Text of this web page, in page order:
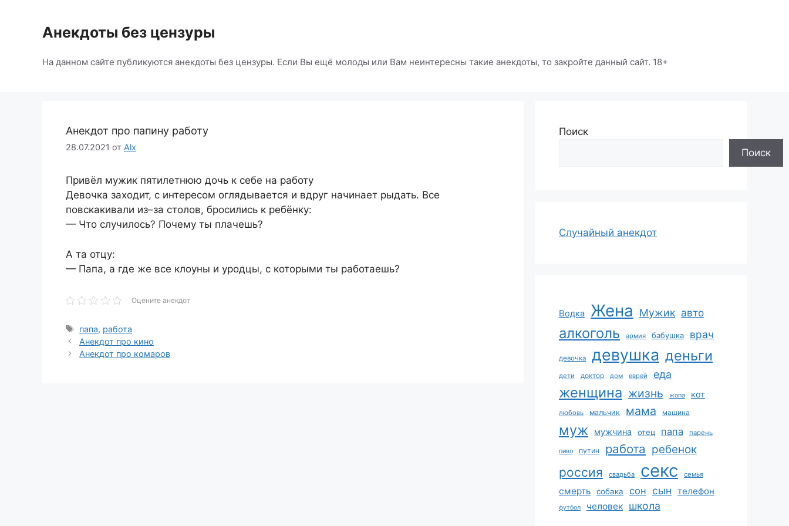
содержимомуАнекдоты без цензуры
На данном сайте публикуются анекдоты без цензуры. Если Вы ещё молоды или Вам неинтересны такие анекдоты, то закройте данный сайт. 18+
Анекдот про папину работу
28.07.2021 от Alx
Привёл мужик пятилетнюю дочь к себе на работу
Девочка заходит, с интересом оглядывается и вдруг начинает рыдать. Все
повскакивали из–за столов, бросились к ребёнку:
— Что случилось? Почему ты плачешь?
А та отцу:
— Папа, а где же все клоуны и уродцы, с которыми ты работаешь?
Оцените анекдот
Метки
папа, работа
Анекдот про кино
Анекдот про комаров
Поиск
Поиск
Случайный анекдот
Водка Жена Мужик авто
алкоголь армия бабушка врач
девочка девушка деньги
дети доктор дом еврей еда
женщина жизнь жопа кот
любовь мальчик мама машина
муж мужчина отец папа парень
пиво путин работа ребенок
россия свадьба секс семья
смерть собака сон сын телефон
футбол человек школа